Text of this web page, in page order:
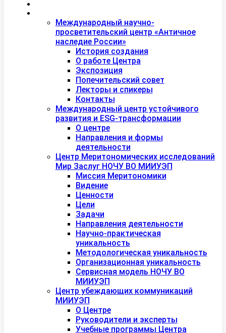
Международный научно-
просветительский центр «Античное
наследие России»
История создания
О работе Центра
Экспозиция
Попечительский совет
Лекторы и спикеры
Контакты
Международный центр устойчивого
развития и ESG-трансформации
О центре
Направления и формы
деятельности
Центр Меритономических исследований
Мир Заслуг НОЧУ ВО МИИУЭП
Миссия Меритономики
Видение
Ценности
Цели
Задачи
Направления деятельности
Научно-практическая
уникальность
Методологическая уникальность
Организационная уникальность
Сервисная модель НОЧУ ВО
МИИУЭП
Центр убеждающих коммуникаций
МИИУЭП
О Центре
Руководители и эксперты
Учебные программы Центра